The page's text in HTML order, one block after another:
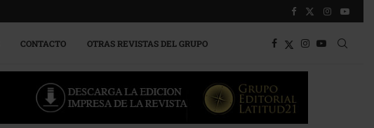
CONTACTO OTRAS REVISTAS DEL GRUPO